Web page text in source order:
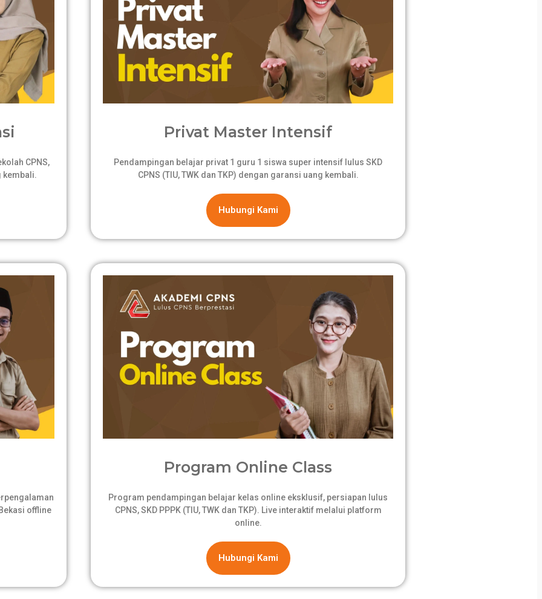
CPNS,
kembali.
Privat Master Intensif
Pendampingan belajar privat 1 guru 1 siswa super intensif lulus SKD
CPNS (TIU, TWK dan TKP) dengan garansi uang kembali.
Hubungi Kami
offline
Program Online Class
Program pendampingan belajar kelas online eksklusif, persiapan lulus
CPNS, SKD PPPK (TIU, TWK dan TKP). Live interaktif melalui platform
online.
Hubungi Kami